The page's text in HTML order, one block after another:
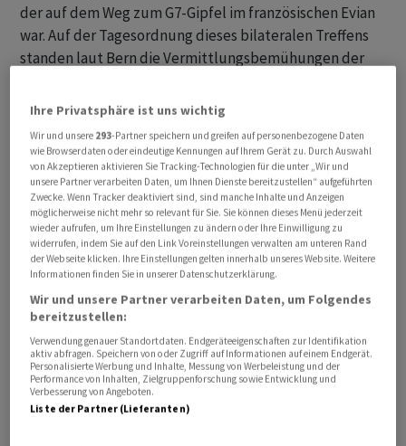
der auf dem Weg zum G7-Gipfel im französischen Evian
war. Auf der Tagesordnung dieses bilateralen Treffens
standen laut Bern die Vermittlungsbemühungen der
Wiederaufbau der Ukraine sowie das
Ukraine.
In seinem auf Englisch verfassten Beitrag wies Selenskyj
darauf hin, dass die Gespräche auch die
Sanktionsmassnahmen der Partner betrafen, die
Russland dazu zwingen können, sich an den
Verhandlungstisch zu setzen. Zudem habe er Parmelin
über die anhaltenden Angriffe Russlands und den
«Wir haben auch über die Zusammenarbeit im
Energiesektor gesprochen. Die Schweiz hat uns
geholfen, diesen Winter zu überstehen, und wir zählen
Ihre Privatsphäre ist uns wichtig
Wir und unsere 293-Partner speichern und greifen auf personenbezogene Daten
wie Browserdaten oder eindeutige Kennungen auf Ihrem Gerät zu. Durch Auswahl
von Akzeptieren aktivieren Sie Tracking-Technologien für die unter „Wir und
unsere Partner verarbeiten Daten, um Ihnen Dienste bereitzustellen“ aufgeführten
Zwecke. Wenn Tracker deaktiviert sind, sind manche Inhalte und Anzeigen
möglicherweise nicht mehr so relevant für Sie. Sie können dieses Menü jederzeit
wieder aufrufen, um Ihre Einstellungen zu ändern oder Ihre Einwilligung zu
widerrufen, indem Sie auf den Link Voreinstellungen verwalten am unteren Rand
der Webseite klicken. Ihre Einstellungen gelten innerhalb unseres Website. Weitere
Informationen finden Sie in unserer Datenschutzerklärung.
Wir und unsere Partner verarbeiten Daten, um Folgendes
bereitzustellen:
Verwendung genauer Standortdaten. Endgeräteeigenschaften zur Identifikation
aktiv abfragen. Speichern von oder Zugriff auf Informationen auf einem Endgerät.
Personalisierte Werbung und Inhalte, Messung von Werbeleistung und der
Performance von Inhalten, Zielgruppenforschung sowie Entwicklung und
Verbesserung von Angeboten.
Liste der Partner (Lieferanten)